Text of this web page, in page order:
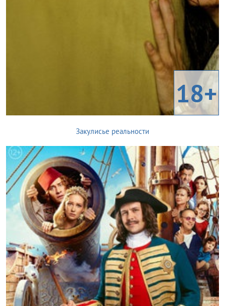
18+
Закулисье реальности